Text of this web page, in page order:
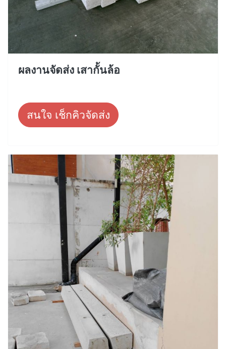
ผลงานจัดส่ง เสากั้นล้อ
สนใจ เช็กคิวจัดส่ง